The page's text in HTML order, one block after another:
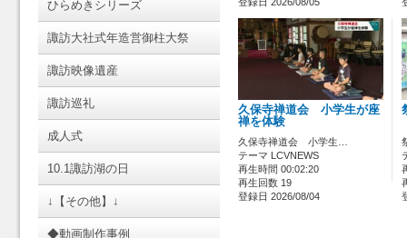
ひらめきシリーズ
諏訪大社式年造営御柱大祭
諏訪映像遺産
諏訪巡礼
成人式
10.1諏訪湖の日
↓【その他】↓
◆動画制作事例
久保寺禅道会 小学生が座
禅を体験
久保寺禅道会 小学生…
テーマ LCVNEWS
再生時間 00:02:20
再生回数 19
登録日 2026/08/04